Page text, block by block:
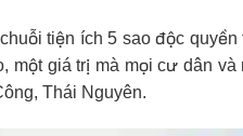
tiện ích 5 sao độc quyền
một giá trị mà mọi cư dân
Thái Nguyên.